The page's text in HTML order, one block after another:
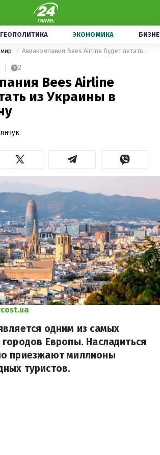
ГЕОПОЛИТИКА ЭКОНОМИКА
Авиакомпания Bees Airline будет летать из Украины в Барселону
2
Bees Airline
из Украины в
одним из самых
Европы. Насладиться
приезжают миллионы
туристов.